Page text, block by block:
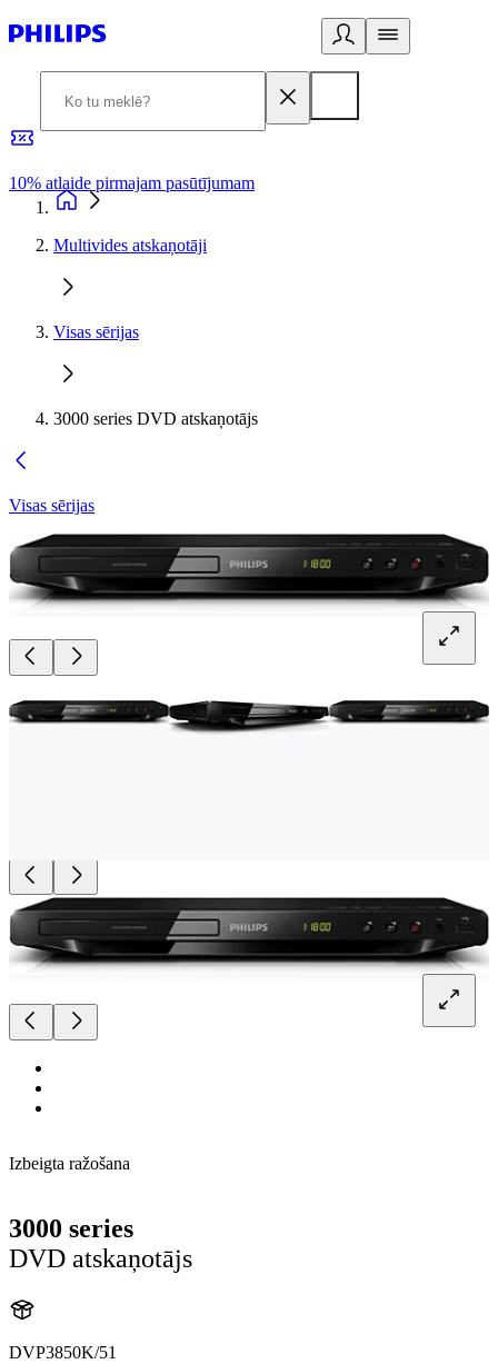
10% atlaide pirmajam pasūtījumam
Multivides atskaņotāji
Visas sērijas
3000 series DVD atskaņotājs
Visas sērijas
Izbeigta ražošana
3000 series
DVD atskaņotājs
DVP3850K/51